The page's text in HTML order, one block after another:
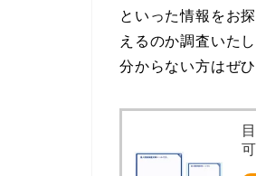
といった情報をお
えるのか調査いた
分からない方はぜ